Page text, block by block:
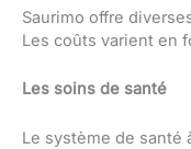
Saurimo offre
Les coûts varient en
Les soins de santé
Le système de santé